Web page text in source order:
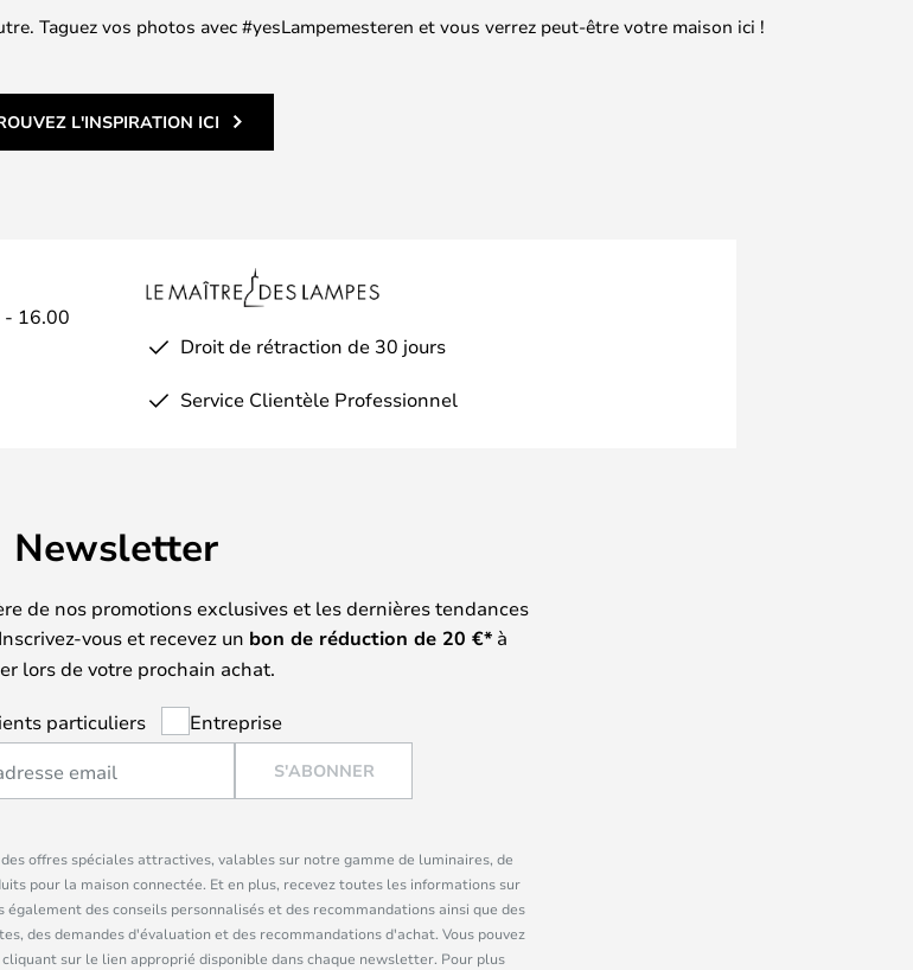
Taguez vos photos avec #yesLampemesteren et vous verrez peut-être votre maison ici !
L'INSPIRATION ICI
- 16.00
Droit de rétraction de 30 jours
Service Clientèle Professionnel
Newsletter
de nos promotions exclusives et les dernières tendances
vous et recevez un bon de réduction de 20 €* à
lors de votre prochain achat.
particuliers Entreprise
S'ABONNER
offres spéciales attractives, valables sur notre gamme de luminaires, de
pour la maison connectée. Et en plus, recevez toutes les informations sur
des conseils personnalisés et des recommandations ainsi que des
des demandes d'évaluation et des recommandations d'achat. Vous pouvez
sur le lien approprié disponible dans chaque newsletter. Pour plus